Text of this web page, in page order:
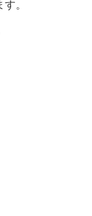
。